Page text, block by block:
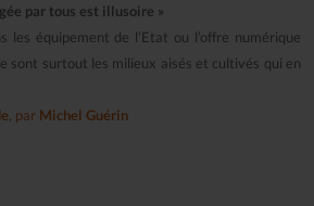
par tous est illusoire »
les équipement de l’Etat ou l’offre numérique
sont surtout les milieux aisés et cultivés qui en
, par Michel Guérin